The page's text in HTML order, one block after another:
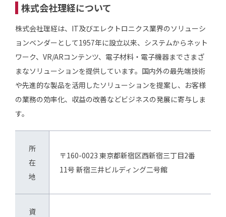
株式会社理経について
株式会社理経は、IT及びエレクトロニクス業界のソリューシ
ョンベンダーとして1957年に設立以来、システムからネット
ワーク、VR/ARコンテンツ、電子材料・電子機器までさまざ
まなソリューションを提供しています。国内外の最先端技術
や先進的な製品を活用したソリューションを提案し、お客様
の業務の効率化、収益の改善などビジネスの発展に寄与しま
す。
所
在
地
〒160-0023 東京都新宿区西新宿三丁目2番
11号 新宿三井ビルディング二号館
資